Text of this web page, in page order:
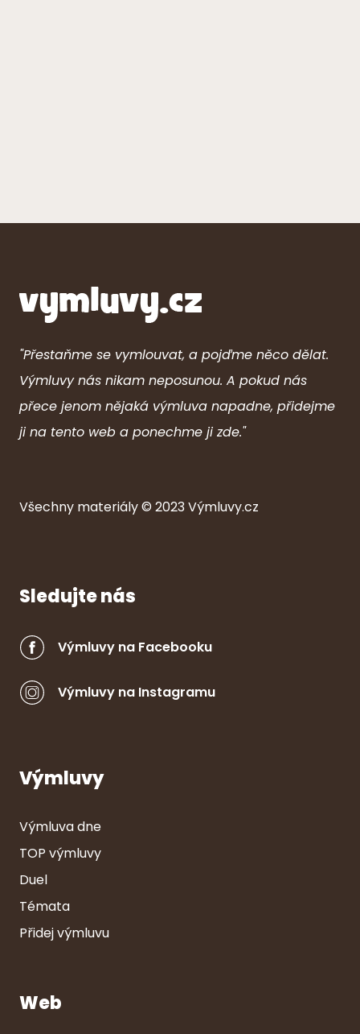
"Přestaňme se vymlouvat, a pojďme něco dělat.
Výmluvy nás nikam neposunou. A pokud nás
přece jenom nějaká výmluva napadne, přidejme
ji na tento web a ponechme ji zde."
Všechny materiály © 2023Výmluvy.cz
Sledujte nás
Výmluvy na Facebooku
Výmluvy na Instagramu
Výmluvy
Výmluva dne
TOP výmluvy
Duel
Témata
Přidej výmluvu
Web